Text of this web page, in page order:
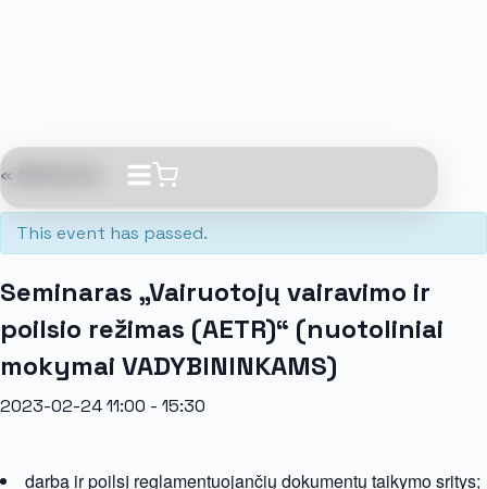
« All Events
This event has passed.
Seminaras „Vairuotojų vairavimo ir
poilsio režimas (AETR)“ (nuotoliniai
mokymai VADYBININKAMS)
2023-02-24 11:00 - 15:30
darbą ir poilsį reglamentuojančių dokumentų taikymo sritys;